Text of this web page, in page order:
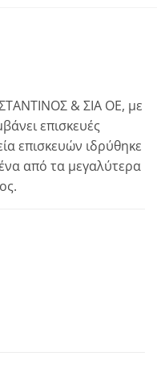
& ΣΙΑ ΟΕ, με
επισκευές
επισκευών ιδρύθηκε
από τα μεγαλύτερα